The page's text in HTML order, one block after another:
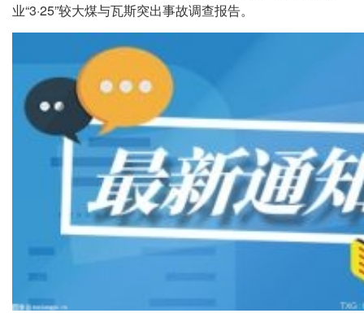
业“3·25”较大煤与瓦斯突出事故调查报告。